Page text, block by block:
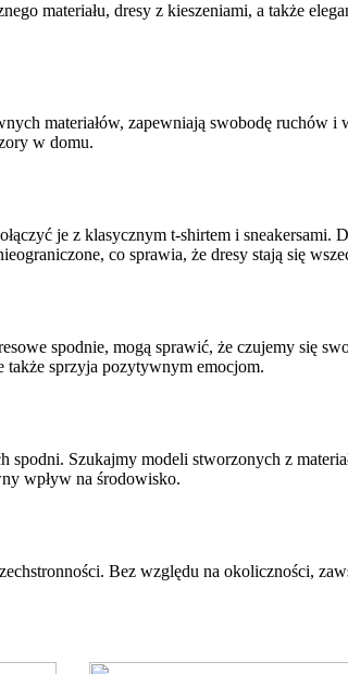
materiału, dresy z kieszeniami, a także
materiałów, zapewniają swobodę ruchów i
w domu.
je z klasycznym t-shirtem i sneakersami.
co sprawia, że dresy stają się
spodnie, mogą sprawić, że czujemy się
także sprzyja pozytywnym emocjom.
Szukajmy modeli stworzonych z
wpływ na środowisko.
Bez względu na okoliczności,